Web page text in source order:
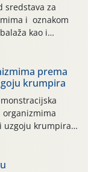
sredstava za
i oznakom
kao i
za zaštitu
se ne
povrat
MAKS,
prema
krumpira
uzgoju krumpira"
Belica (ARKOD
županije).